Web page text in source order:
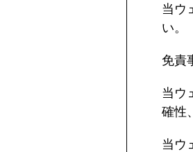
当ウ
い。
免責
当ウ
確性
当ウ